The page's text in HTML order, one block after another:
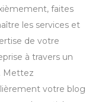
faites
les services et
de votre
à travers un
Mettez
votre blog